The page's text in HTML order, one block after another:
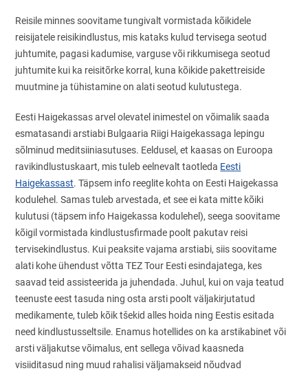
Reisile minnes soovitame tungivalt vormistada kõikidele
reisijatele reisikindlustus, mis kataks kulud tervisega seotud
juhtumite, pagasi kadumise, varguse või rikkumisega seotud
juhtumite kui ka reisitõrke korral, kuna kõikide pakettreiside
muutmine ja tühistamine on alati seotud kulutustega.
Eesti Haigekassas arvel olevatel inimestel on võimalik saada
esmatasandi arstiabi Bulgaaria Riigi Haigekassaga lepingu
sõlminud meditsiiniasutuses. Eeldusel, et kaasas on Euroopa
ravikindlustuskaart, mis tuleb eelnevalt taotleda Eesti
Haigekassast. Täpsem info reeglite kohta on Eesti Haigekassa
kodulehel. Samas tuleb arvestada, et see ei kata mitte kõiki
kulutusi (täpsem info Haigekassa kodulehel), seega soovitame
kõigil vormistada kindlustusfirmade poolt pakutav reisi
tervisekindlustus. Kui peaksite vajama arstiabi, siis soovitame
alati kohe ühendust võtta TEZ Tour Eesti esindajatega, kes
saavad teid assisteerida ja juhendada. Juhul, kui on vaja teatud
teenuste eest tasuda ning osta arsti poolt väljakirjutatud
medikamente, tuleb kõik tšekid alles hoida ning Eestis esitada
need kindlustusseltsile. Enamus hotellides on ka arstikabinet või
arsti väljakutse võimalus, ent sellega võivad kaasneda
visiiditasud ning muud rahalisi väljamakseid nõudvad